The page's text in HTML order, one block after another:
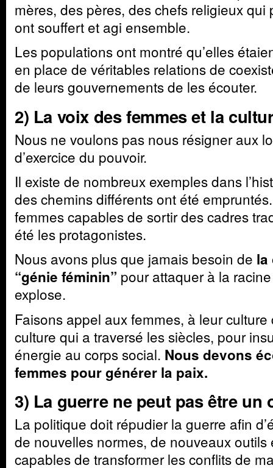
mères, des pères, des chefs religieux
ont souffert et agi ensemble.
Les populations ont montré qu’elles
en place de véritables relations de
de leurs gouvernements de les écouter.
2) La voix des femmes et la
Nous ne voulons pas nous résigner aux
d’exercice du pouvoir.
Il existe de nombreux exemples dans
des chemins différents ont été
femmes capables de sortir des cadres
été les protagonistes.
Nous avons plus que jamais besoin de la
“génie féminin” pour attaquer à la
explose.
Faisons appel aux femmes, à leur culture
culture qui a traversé les siècles, pour
énergie au corps social. Nous devons
femmes pour générer la paix.
3) La guerre ne peut pas être
La politique doit répudier la guerre afin
de nouvelles normes, de nouveaux outils
capables de transformer les conflits de